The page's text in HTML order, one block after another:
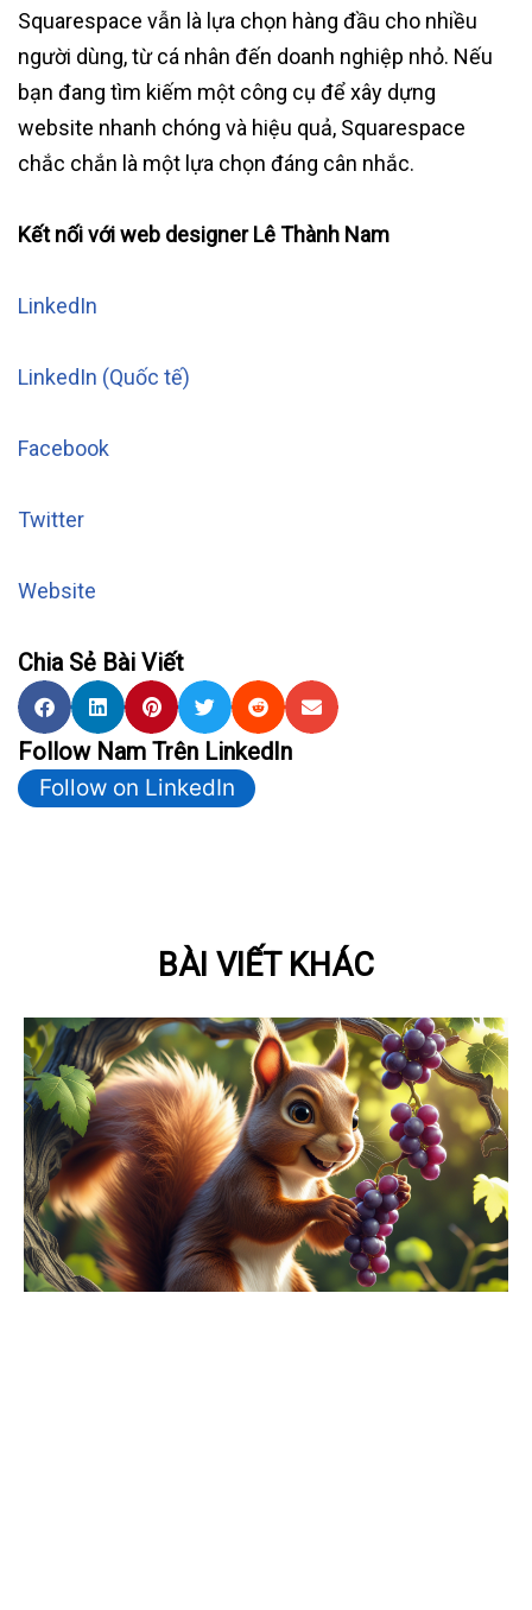
Squarespace vẫn là lựa chọn hàng đầu cho nhiều
người dùng, từ cá nhân đến doanh nghiệp nhỏ. Nếu
bạn đang tìm kiếm một công cụ để xây dựng
website nhanh chóng và hiệu quả, Squarespace
chắc chắn là một lựa chọn đáng cân nhắc.
Kết nối với web designer Lê Thành Nam
LinkedIn
LinkedIn (Quốc tế)
Facebook
Twitter
Website
Chia Sẻ Bài Viết
Follow Nam Trên LinkedIn
Follow on LinkedIn
BÀI VIẾT KHÁC